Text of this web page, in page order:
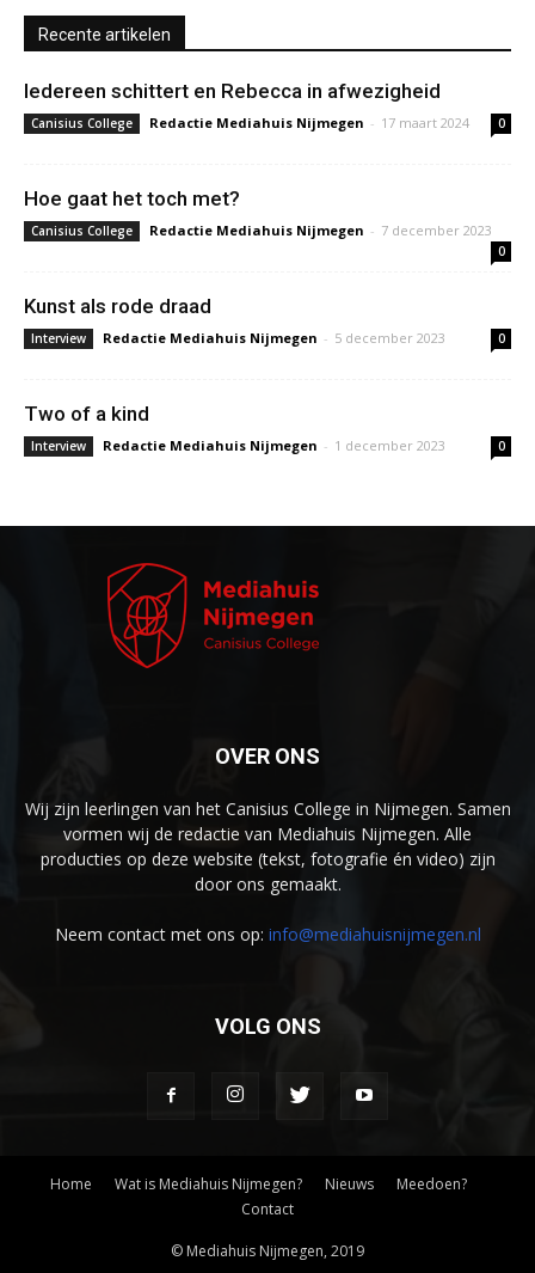
Recente artikelen
Iedereen schittert en Rebecca in afwezigheid
Canisius College Redactie Mediahuis Nijmegen - 17 maart 2024 0
Hoe gaat het toch met?
Canisius College Redactie Mediahuis Nijmegen - 7 december 2023
0
Kunst als rode draad
Interview Redactie Mediahuis Nijmegen - 5 december 2023 0
Two of a kind
Interview Redactie Mediahuis Nijmegen - 1 december 2023 0
OVER ONS
Wij zijn leerlingen van het Canisius College in Nijmegen. Samen
vormen wij de redactie van Mediahuis Nijmegen. Alle
producties op deze website (tekst, fotografie én video) zijn
door ons gemaakt.
Neem contact met ons op: info@mediahuisnijmegen.nl
VOLG ONS
Home Wat is Mediahuis Nijmegen? Nieuws
Meedoen?
Contact
© Mediahuis Nijmegen, 2019